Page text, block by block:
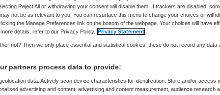
Skipr Redactie 22 april 2010,08:58
CDA-kamerlid Antoinette Vietsch pleit voor een
aan verpleeghuisplekken. Alleen dan kan
Reject All or withdrawing your consent will disable them. If trackers are disabled,
not be as relevant to you. You can resurface this menu to change your choices or
the Manage Preferences link on the bottom of the webpage. Your choices will have
details, refer to our Privacy Policy. Privacy Statement
not? Then we only place essential and statistical cookies, these do not record any data
partners process data to provide:
data. Actively scan device characteristics for identification. Store and/or access
advertising and content, advertising and content measurement, audience research